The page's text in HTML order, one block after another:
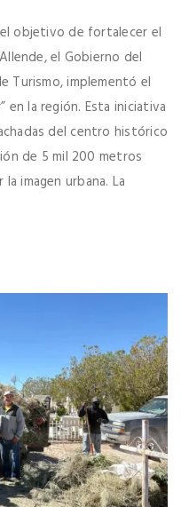
objetivo de fortalecer el
el Gobierno del
Turismo, implementó el
en la región. Esta iniciativa
del centro histórico
de 5 mil 200 metros
imagen urbana. La